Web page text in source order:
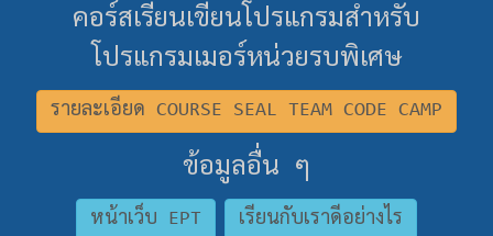
คอร์สเรียนเขียนโปรแกรมสำหรับ
โปรแกรมเมอร์หน่วยรบพิเศษ
รายละเอียด COURSE SEAL TEAM CODE CAMP
ข้อมูลอื่น ๆ
หน้าเว็บ EPT เรียนกับเราดีอย่างไร